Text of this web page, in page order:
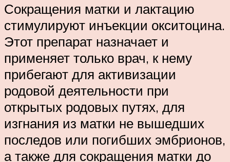
Сокращения матки и лактацию
стимулируют инъекции окситоцина.
Этот препарат назначает и
применяет только врач, к нему
прибегают для активизации
родовой деятельности при
открытых родовых путях, для
изгнания из матки не вышедших
последов или погибших эмбрионов,
а также для сокращения матки до